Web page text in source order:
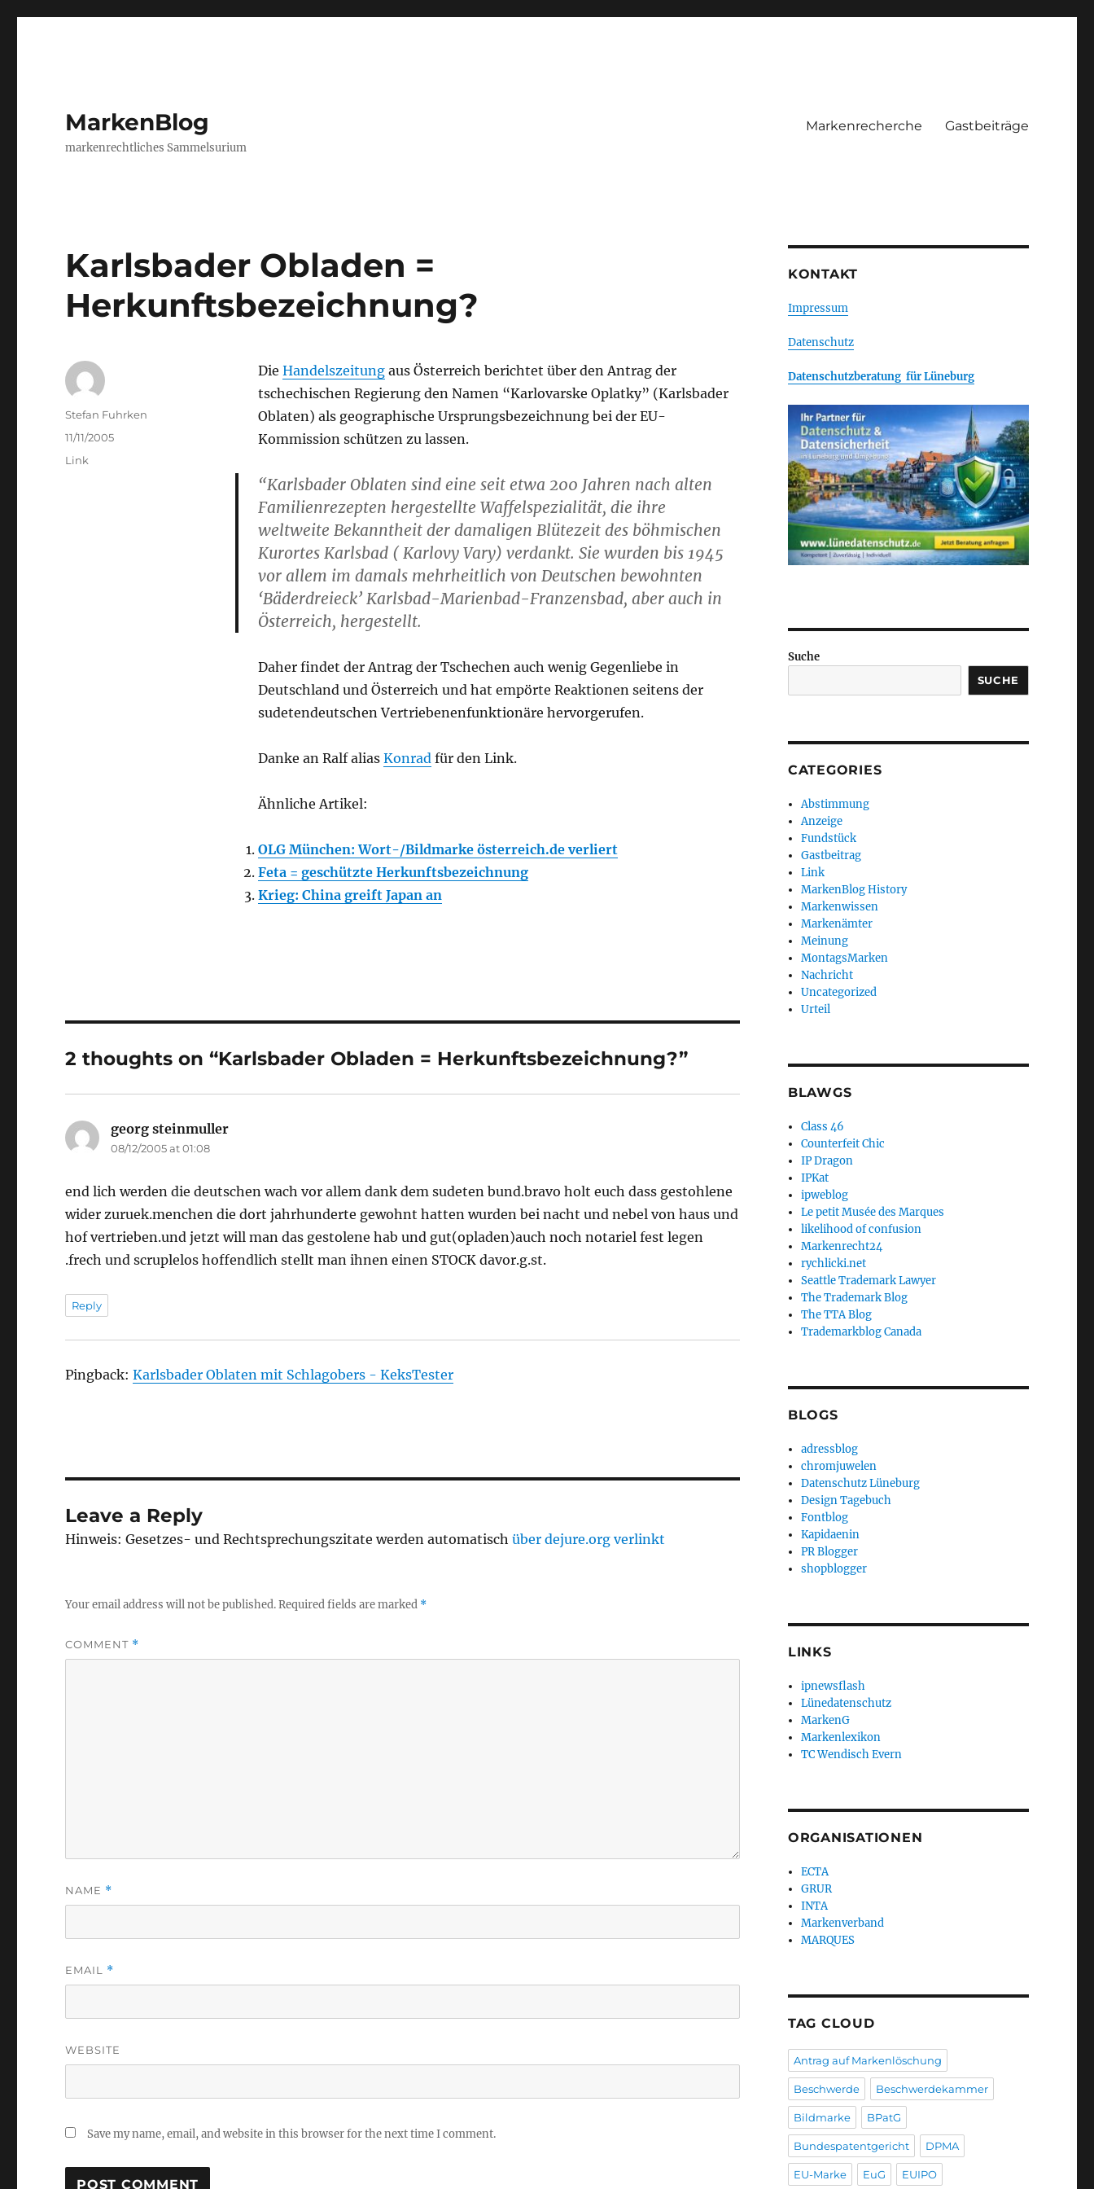
MarkenBlog
markenrechtliches Sammelsurium
Markenrecherche Gastbeiträge
Karlsbader Obladen =
Herkunftsbezeichnung?
Die Handelszeitungaus Österreich berichtet über den Antrag der
tschechischen Regierung den Namen “Karlovarske Oplatky” (Karlsbader
Oblaten) als geographische Ursprungsbezeichnung bei der EU-
Kommission schützen zu lassen.
“Karlsbader Oblaten sind eine seit etwa 200 Jahren nach alten
Familienrezepten hergestellte Waffelspezialität, die ihre
weltweite Bekanntheit der damaligen Blütezeit des böhmischen
Kurortes Karlsbad ( Karlovy Vary) verdankt. Sie wurden bis 1945
vor allem im damals mehrheitlich von Deutschen bewohnten
‘Bäderdreieck’ Karlsbad-Marienbad-Franzensbad, aber auch in
Österreich, hergestellt.
Daher findet der Antrag der Tschechen auch wenig Gegenliebe in
Deutschland und Österreich und hat empörte Reaktionen seitens der
sudetendeutschen Vertriebenenfunktionäre hervorgerufen.
Danke an Ralf alias Konradfür den Link.
Ähnliche Artikel:
OLG München: Wort-/Bildmarke österreich.de verliert
Feta = geschützte Herkunftsbezeichnung
Krieg: China greift Japan an
Author
Stefan Fuhrken
Posted
on
11/11/2005
Categories
Link
2 thoughts on “Karlsbader Obladen = Herkunftsbezeichnung?”
georg steinmuller
08/12/2005 at 01:08
end lich werden die deutschen wach vor allem dank dem sudeten bund.bravo holt euch dass gestohlene
wider zuruek.menchen die dort jahrhunderte gewohnt hatten wurden bei nacht und nebel von haus und
hof vertrieben.und jetzt will man das gestolene hab und gut(opladen)auch noch notariel fest legen
.frech und scruplelos hoffendlich stellt man ihnen einen STOCK davor.g.st.
Reply
Pingback:Karlsbader Oblaten mit Schlagobers - KeksTester
Leave a Reply
Hinweis: Gesetzes- und Rechtsprechungszitate werden automatischüber dejure.org verlinkt
Your email address will not be published.Required fields are marked *
COMMENT *
NAME *
EMAIL *
WEBSITE
Save my name, email, and website in this browser for the next time I comment.
KONTAKT
Impressum
Datenschutz
Datenschutzberatung für Lüneburg
Suche
SUCHE
CATEGORIES
Abstimmung
Anzeige
Fundstück
Gastbeitrag
Link
MarkenBlog History
Markenwissen
Markenämter
Meinung
MontagsMarken
Nachricht
Uncategorized
Urteil
BLAWGS
Class 46
Counterfeit Chic
IP Dragon
IPKat
ipweblog
Le petit Musée des Marques
likelihood of confusion
Markenrecht24
rychlicki.net
Seattle Trademark Lawyer
The Trademark Blog
The TTA Blog
Trademarkblog Canada
BLOGS
adressblog
chromjuwelen
Datenschutz Lüneburg
Design Tagebuch
Fontblog
Kapidaenin
PR Blogger
shopblogger
LINKS
ipnewsflash
Lünedatenschutz
MarkenG
Markenlexikon
TC Wendisch Evern
ORGANISATIONEN
ECTA
GRUR
INTA
Markenverband
MARQUES
TAG CLOUD
Antrag auf Markenlöschung
Beschwerde Beschwerdekammer
Bildmarke BPatG
Bundespatentgericht DPMA
EU-Marke EuG EUIPO